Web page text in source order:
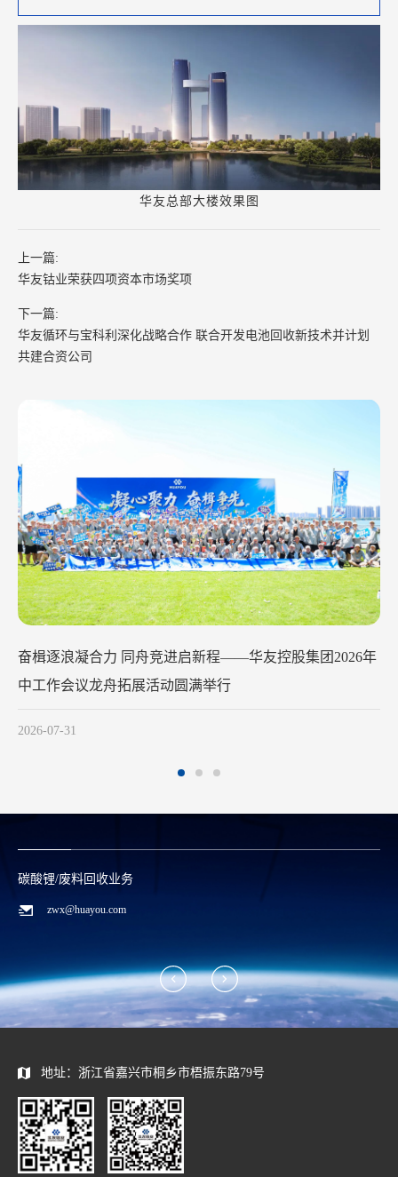
华友钴业2026年中工作会议在苏州召开
华友总部大楼效果图
上一篇:
华友钴业荣获四项资本市场奖项
下一篇:
华友循环与宝科利深化战略合作 联合开发电池回收新技术并计划
共建合资公司
碳酸锂/废料回收业务
zwx@huayou.com
地址：浙江省嘉兴市桐乡市梧振东路79号